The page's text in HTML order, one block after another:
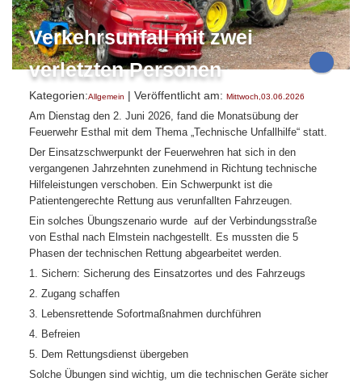
Verkehrsunfall mit zwei
verletzten Personen
Kategorien:Allgemein | Veröffentlicht am: Mittwoch,03.06.2026
Am Dienstag den 2. Juni 2026, fand die Monatsübung der
Feuerwehr Esthal mit dem Thema „Technische Unfallhilfe“ statt.
Der Einsatzschwerpunkt der Feuerwehren hat sich in den
vergangenen Jahrzehnten zunehmend in Richtung technische
Hilfeleistungen verschoben. Ein Schwerpunkt ist die
Patientengerechte Rettung aus verunfallten Fahrzeugen.
Ein solches Übungszenario wurde auf der Verbindungsstraße
von Esthal nach Elmstein nachgestellt. Es mussten die 5
Phasen der technischen Rettung abgearbeitet werden.
1. Sichern: Sicherung des Einsatzortes und des Fahrzeugs
2. Zugang schaffen
3. Lebensrettende Sofortmaßnahmen durchführen
4. Befreien
5. Dem Rettungsdienst übergeben
Solche Übungen sind wichtig, um die technischen Geräte sicher